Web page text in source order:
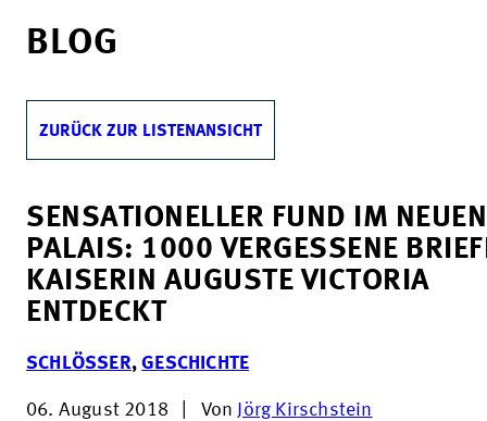
BLOG
ZURÜCK ZUR LISTENANSICHT
SENSATIONELLER FUND IM NEUEN
PALAIS: 1000 VERGESSENE
KAISERIN AUGUSTE VICTORIA
ENTDECKT
SCHLÖSSER,GESCHICHTE
06. August 2018 Von Jörg Kirschstein